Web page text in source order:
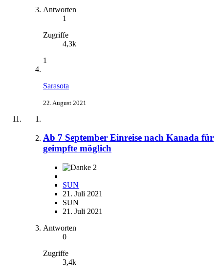
Antworten
1
Zugriffe
4,3k
1
Sarasota
22. August 2021
Ab 7 September Einreise nach Kanada für
geimpfte möglich
2
SUN
21. Juli 2021
SUN
21. Juli 2021
Antworten
0
Zugriffe
3,4k